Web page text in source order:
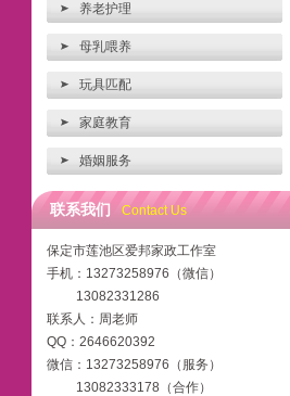
养老护理
母乳喂养
玩具匹配
家庭教育
婚姻服务
联系我们 Contact Us
保定市莲池区爱邦家政工作室
手机：13273258976（微信）
13082331286
联系人：周老师
QQ：2646620392
微信：13273258976（服务）
13082333178（合作）